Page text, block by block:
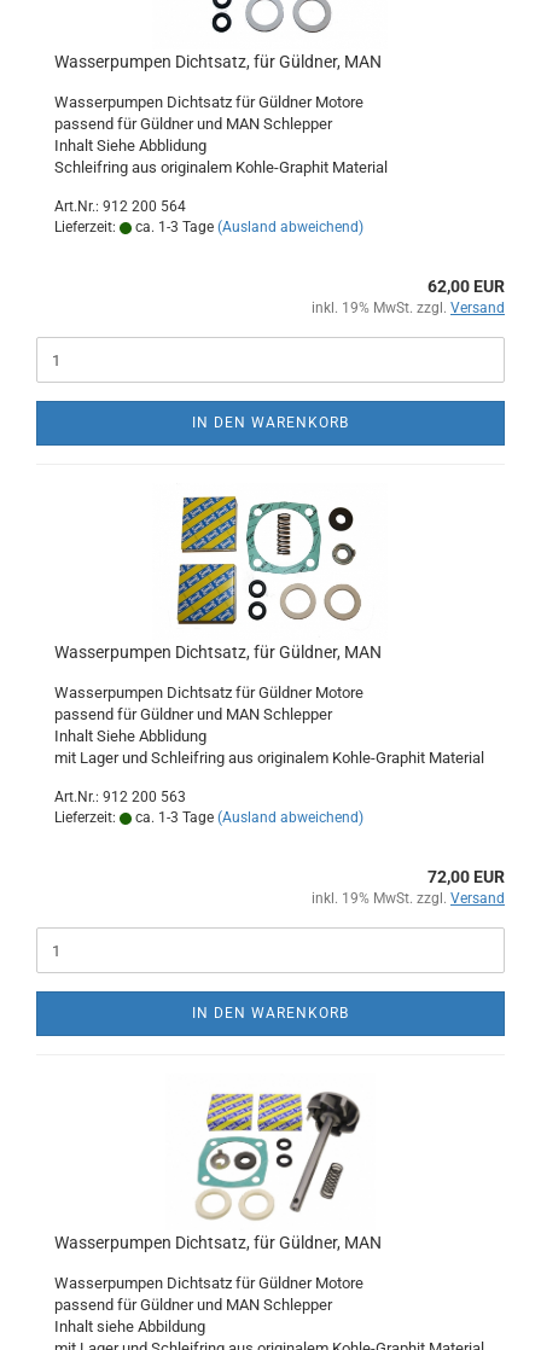
Wasserpumpen Dichtsatz, für Güldner, MAN
Wasserpumpen Dichtsatz für Güldner Motore
passend für Güldner und MAN Schlepper
Inhalt Siehe Abblidung
Schleifring aus originalem Kohle-Graphit Material
Art.Nr.: 912 200 564
Lieferzeit:
ca. 1-3 Tage (Ausland abweichend)
62,00 EUR
inkl. 19% MwSt. zzgl. Versand
IN DEN WARENKORB
Wasserpumpen Dichtsatz, für Güldner, MAN
Wasserpumpen Dichtsatz für Güldner Motore
passend für Güldner und MAN Schlepper
Inhalt Siehe Abblidung
mit Lager und Schleifring aus originalem Kohle-Graphit Material
Art.Nr.: 912 200 563
Lieferzeit:
ca. 1-3 Tage (Ausland abweichend)
72,00 EUR
inkl. 19% MwSt. zzgl. Versand
IN DEN WARENKORB
Wasserpumpen Dichtsatz, für Güldner, MAN
Wasserpumpen Dichtsatz für Güldner Motore
passend für Güldner und MAN Schlepper
Inhalt siehe Abbildung